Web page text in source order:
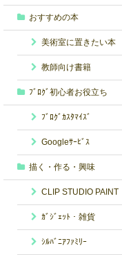
おすすめの本
美術室に置きたい本
教師向け書籍
ﾌﾞﾛｸﾞ初心者お役立ち
ﾌﾞﾛｸﾞｶｽﾀﾏｲｽﾞ
Googleｻｰﾋﾞｽ
描く・作る・興味
CLIP STUDIO PAINT
ｶﾞｼﾞｪｯﾄ・雑貨
ｼﾙﾊﾞﾆｱﾌｧﾐﾘｰ